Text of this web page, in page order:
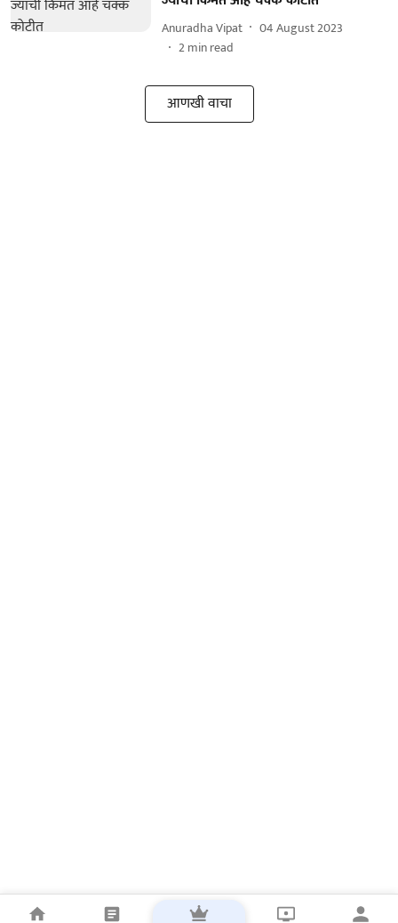
Anuradha Vipat
04 August 2023
2min read
आणखी वाचा